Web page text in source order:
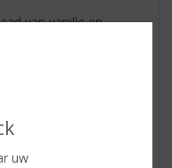
uw
van vanille en
kaneel blijft hangen
eendenborst